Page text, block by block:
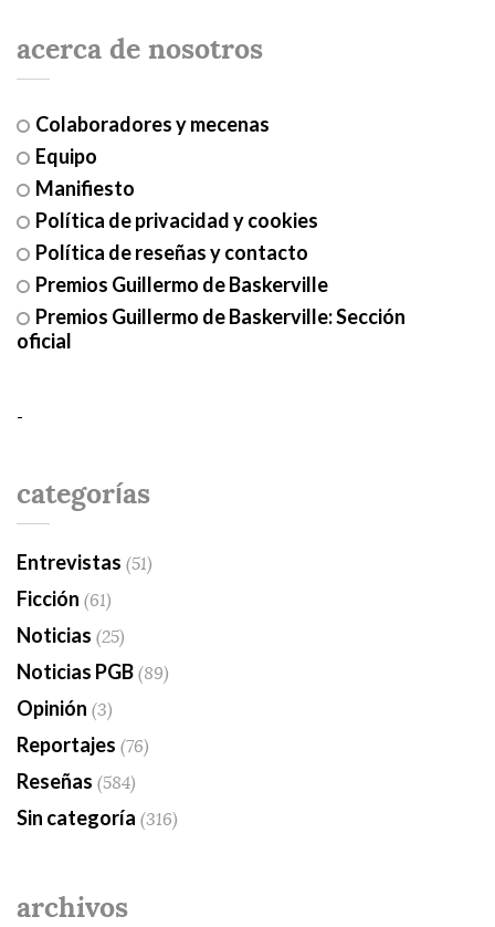
acerca de nosotros
Colaboradores y mecenas
Equipo
Manifiesto
Política de privacidad y cookies
Política de reseñas y contacto
Premios Guillermo de Baskerville
Premios Guillermo de Baskerville: Sección
oficial
-
categorías
Entrevistas (51)
Ficción (61)
Noticias (25)
Noticias PGB(89)
Opinión (3)
Reportajes (76)
Reseñas (584)
Sin categoría (316)
archivos